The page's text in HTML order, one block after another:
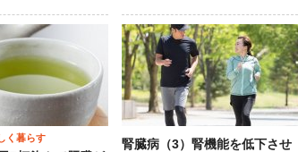
く暮らす
腎臓病（3）腎機能を低下させ